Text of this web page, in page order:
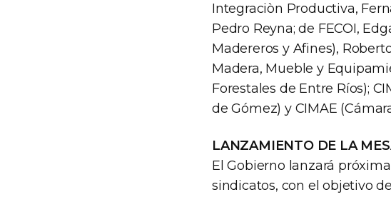
Integraciòn Productiva,
Pedro Reyna; de FECOI,
Madereros y Afines),
Madera, Mueble y
Forestales de Entre Ríos);
de Gómez) y CIMAE
LANZAMIENTO DE LA
El Gobierno lanzará
sindicatos, con el objetivo